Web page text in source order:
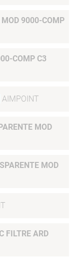
MOD 9000-COMP
COMP C3
AIMPOINT
MOD
MOD
FILTRE ARD